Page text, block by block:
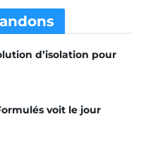
kg/m2pour 1 cm de
d’épaisseur posée
sous 4
d’isolation pour
voit le jour